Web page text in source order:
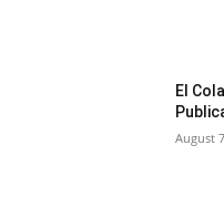
El
August